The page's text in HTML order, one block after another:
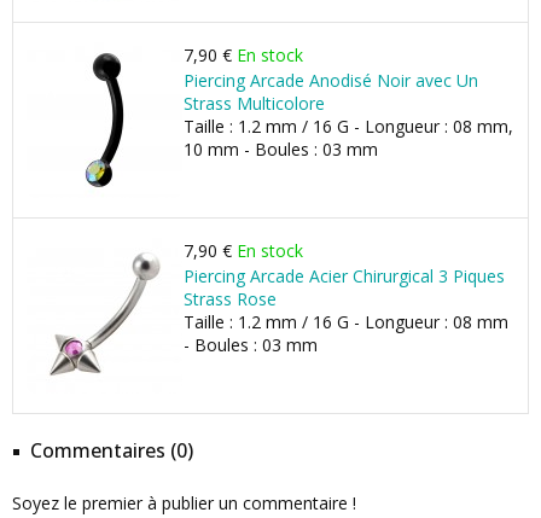
7,90 € En stock
Piercing Arcade Anodisé Noir avec Un
Strass Multicolore
Taille : 1.2 mm / 16 G - Longueur : 08 mm,
10 mm - Boules : 03 mm
7,90 € En stock
Piercing Arcade Acier Chirurgical 3 Piques
Strass Rose
Taille : 1.2 mm / 16 G - Longueur : 08 mm
- Boules : 03 mm
Commentaires (0)
Soyez le premier à publier un commentaire !